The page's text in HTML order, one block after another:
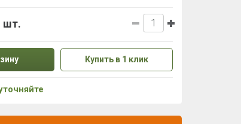
шт.
Купить в 1 клик